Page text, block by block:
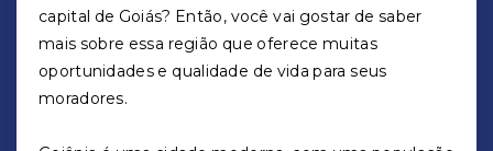
capital de Goiás? Então, você vai gostar de saber
mais sobre essa região que oferece muitas
oportunidades e qualidade de vida para seus
moradores.